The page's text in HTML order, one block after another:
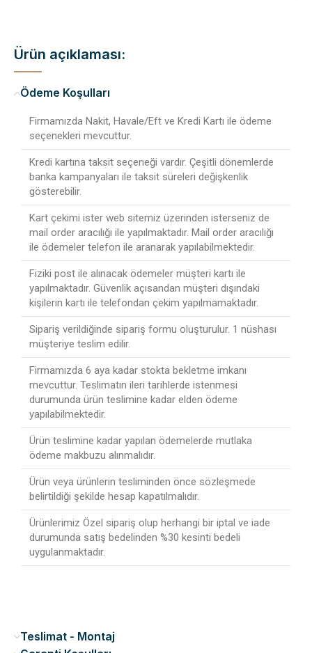
Ürün açıklaması:
Ödeme Koşulları
Firmamızda Nakit, Havale/Eft ve Kredi Kartı ile ödeme
seçenekleri mevcuttur.
Kredi kartına taksit seçeneği vardır. Çeşitli dönemlerde
banka kampanyaları ile taksit süreleri değişkenlik
gösterebilir.
Kart çekimi ister web sitemiz üzerinden isterseniz de
mail order aracılığı ile yapılmaktadır. Mail order aracılığı
ile ödemeler telefon ile aranarak yapılabilmektedir.
Fiziki post ile alınacak ödemeler müşteri kartı ile
yapılmaktadır. Güvenlik açısandan müşteri dışındaki
kişilerin kartı ile telefondan çekim yapılmamaktadır.
Sipariş verildiğinde sipariş formu oluşturulur. 1 nüshası
müşteriye teslim edilir.
Firmamızda 6 aya kadar stokta bekletme imkanı
mevcuttur. Teslimatın ileri tarihlerde istenmesi
durumunda ürün teslimine kadar elden ödeme
yapılabilmektedir.
Ürün teslimine kadar yapılan ödemelerde mutlaka
ödeme makbuzu alınmalıdır.
Ürün veya ürünlerin tesliminden önce sözleşmede
belirtildiği şekilde hesap kapatılmalıdır.
Ürünlerimiz Özel sipariş olup herhangi bir iptal ve iade
durumunda satış bedelinden %30 kesinti bedeli
uygulanmaktadır.
Teslimat - Montaj